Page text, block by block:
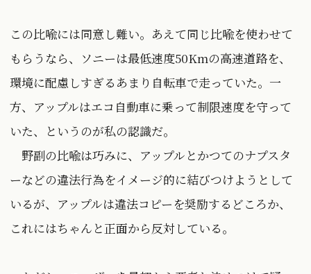
この比喩には同意し難い。あえて同じ比喩を使わせて
もらうなら、ソニーは最低速度50Kmの高速道路を、
環境に配慮しすぎるあまり自転車で走っていた。一
方、アップルはエコ自動車に乗って制限速度を守って
いた、というのが私の認識だ。
野副の比喩は巧みに、アップルとかつてのナプスタ
ーなどの違法行為をイメージ的に結びつけようとして
いるが、アップルは違法コピーを奨励するどころか、
これにはちゃんと正面から反対している。